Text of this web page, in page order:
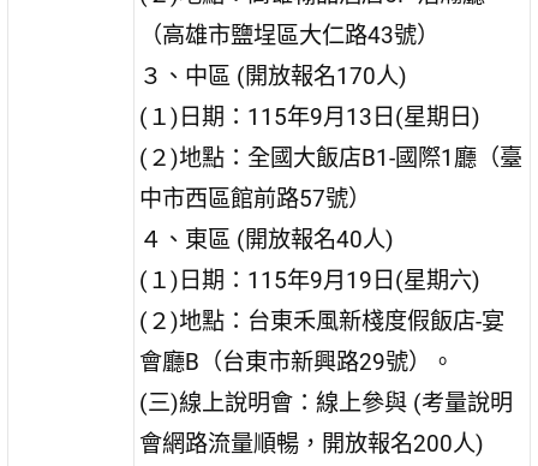
（高雄市鹽埕區大仁路43號）
３、中區 (開放報名170人)
(１)日期：115年9月13日(星期日)
(２)地點：全國大飯店B1-國際1廳（臺
中市西區館前路57號）
４、東區 (開放報名40人)
(１)日期：115年9月19日(星期六)
(２)地點：台東禾風新棧度假飯店-宴
會廳B（台東市新興路29號）。
(三)線上說明會：線上參與 (考量說明
會網路流量順暢，開放報名200人)